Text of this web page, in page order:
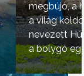
megbújó, a
a világ
nevezett
a bolygó
helyének